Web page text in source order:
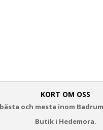
KORT OM OSS
och mesta inom
Butik i Hedemora.